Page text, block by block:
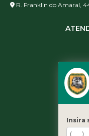
R. Franklin do Amaral,
Insira